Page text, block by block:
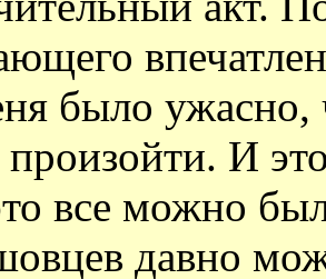
было ужасно,
И
все можно
давно